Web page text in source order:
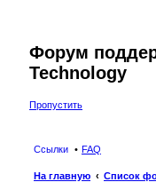
Форум
Technology
Пропустить
Ссылки FAQ
На главную Список